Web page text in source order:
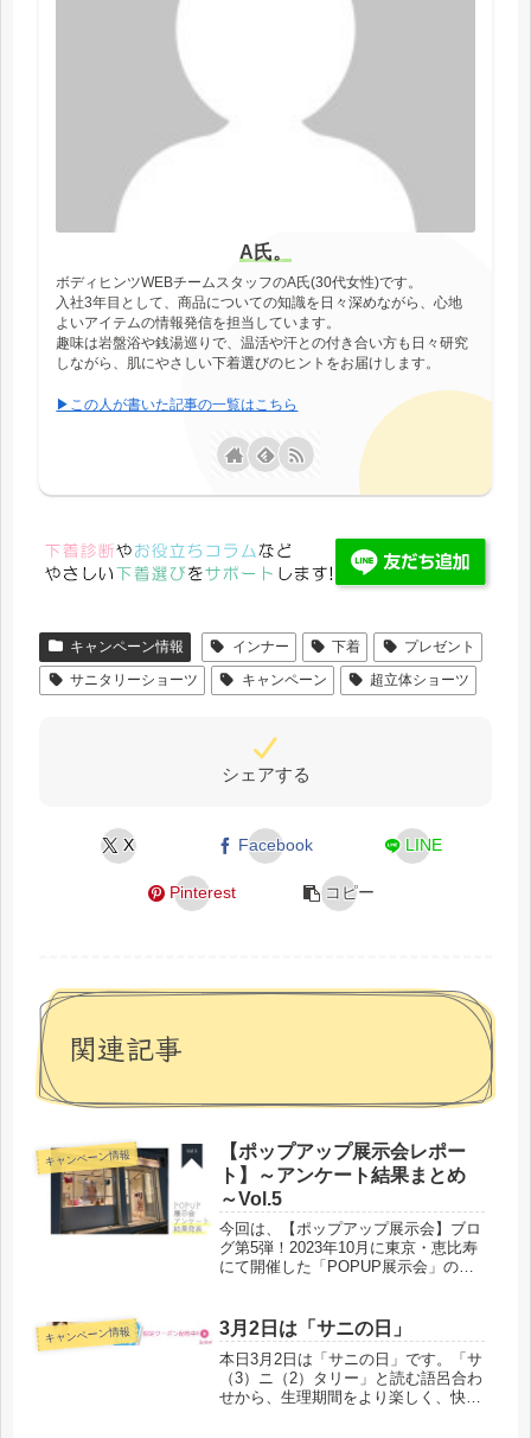
A氏。
ボディヒンツWEBチームスタッフのA氏(30代女性)です。
入社3年目として、商品についての知識を日々深めながら、心地
よいアイテムの情報発信を担当しています。
趣味は岩盤浴や銭湯巡りで、温活や汗との付き合い方も日々研究
しながら、肌にやさしい下着選びのヒントをお届けします。
▶この人が書いた記事の一覧はこちら
キャンペーン情報 インナー 下着
プレゼント
サニタリーショーツ
キャンペーン 超立体ショーツ
シェアする
X Facebook LINE
Pinterest コピー
関連記事
キャンペーン情報
【ポップアップ展示会レポー
ト】～アンケート結果まとめ
～Vol.5
今回は、【ポップアップ展示会】ブロ
グ第5弾！2023年10月に東京・恵比寿
にて開催した「POPUP展示会」のア
ま、本当にありがとうございました！
実は先日の会議で、早速【ポップアッ
プ第2弾】の議題が！第2弾は・・・
キャンペーン情報 3月2日は「サニの日」
本日3月2日は「サニの日」です。「サ
（3）ニ（2）タリー」と読む語呂合わ
せから、生理期間をより楽しく、快適